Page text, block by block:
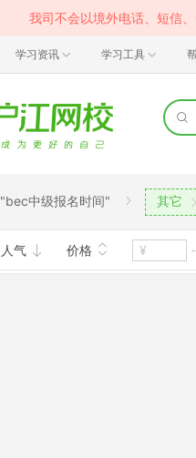
我司不会以境外电话、短信
学习资讯 学习工具
"bec中级报名时间" 其它
人气 价格 -